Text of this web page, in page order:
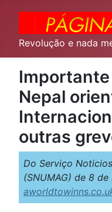
Revolução e nada
Nepal
outras
Do Serviço
(SNUMAG) de 8